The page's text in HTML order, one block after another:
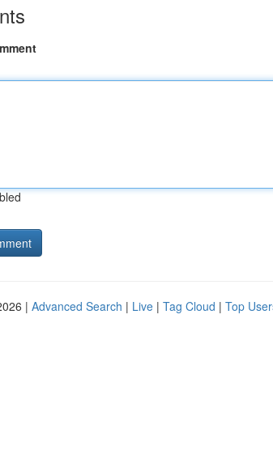
| Advanced Search | Live | Tag Cloud | Top